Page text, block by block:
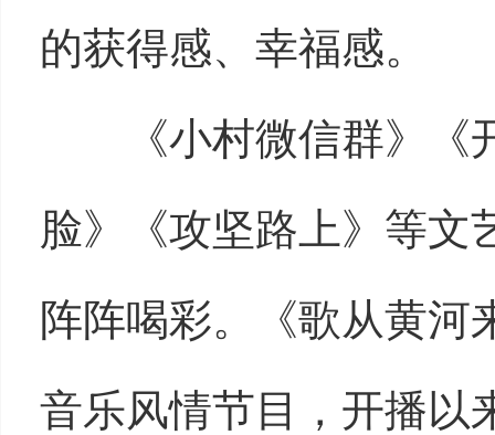
的获得感、幸福感。
《小村微信群》
脸》《攻坚路上》等文
阵阵喝彩。《歌从黄河
音乐风情节目，开播以